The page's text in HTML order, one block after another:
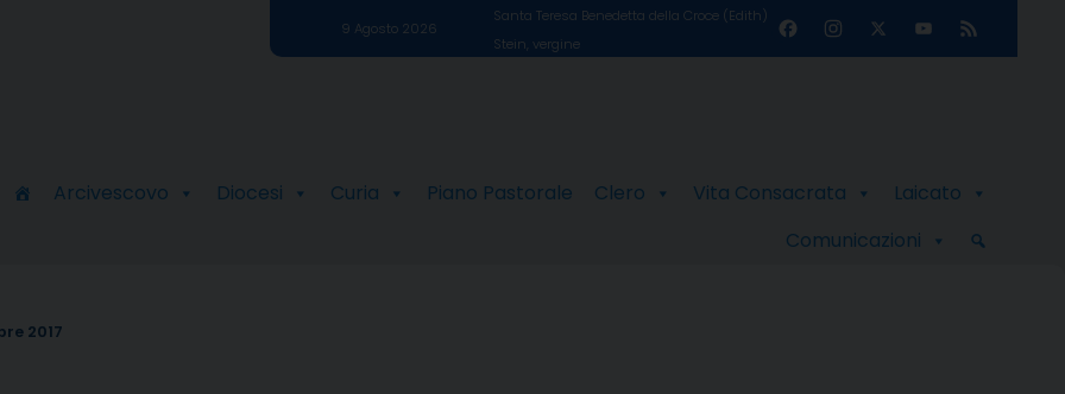
9 Agosto 2026
Santa Teresa Benedetta della Croce (Edith)
Stein, vergine
FacebookInstagram
X
YouTube
Channel
Feed
Arcivescovo Diocesi Curia Piano Pastorale Clero Vita Consacrata
Laicato
Comunicazioni
2017